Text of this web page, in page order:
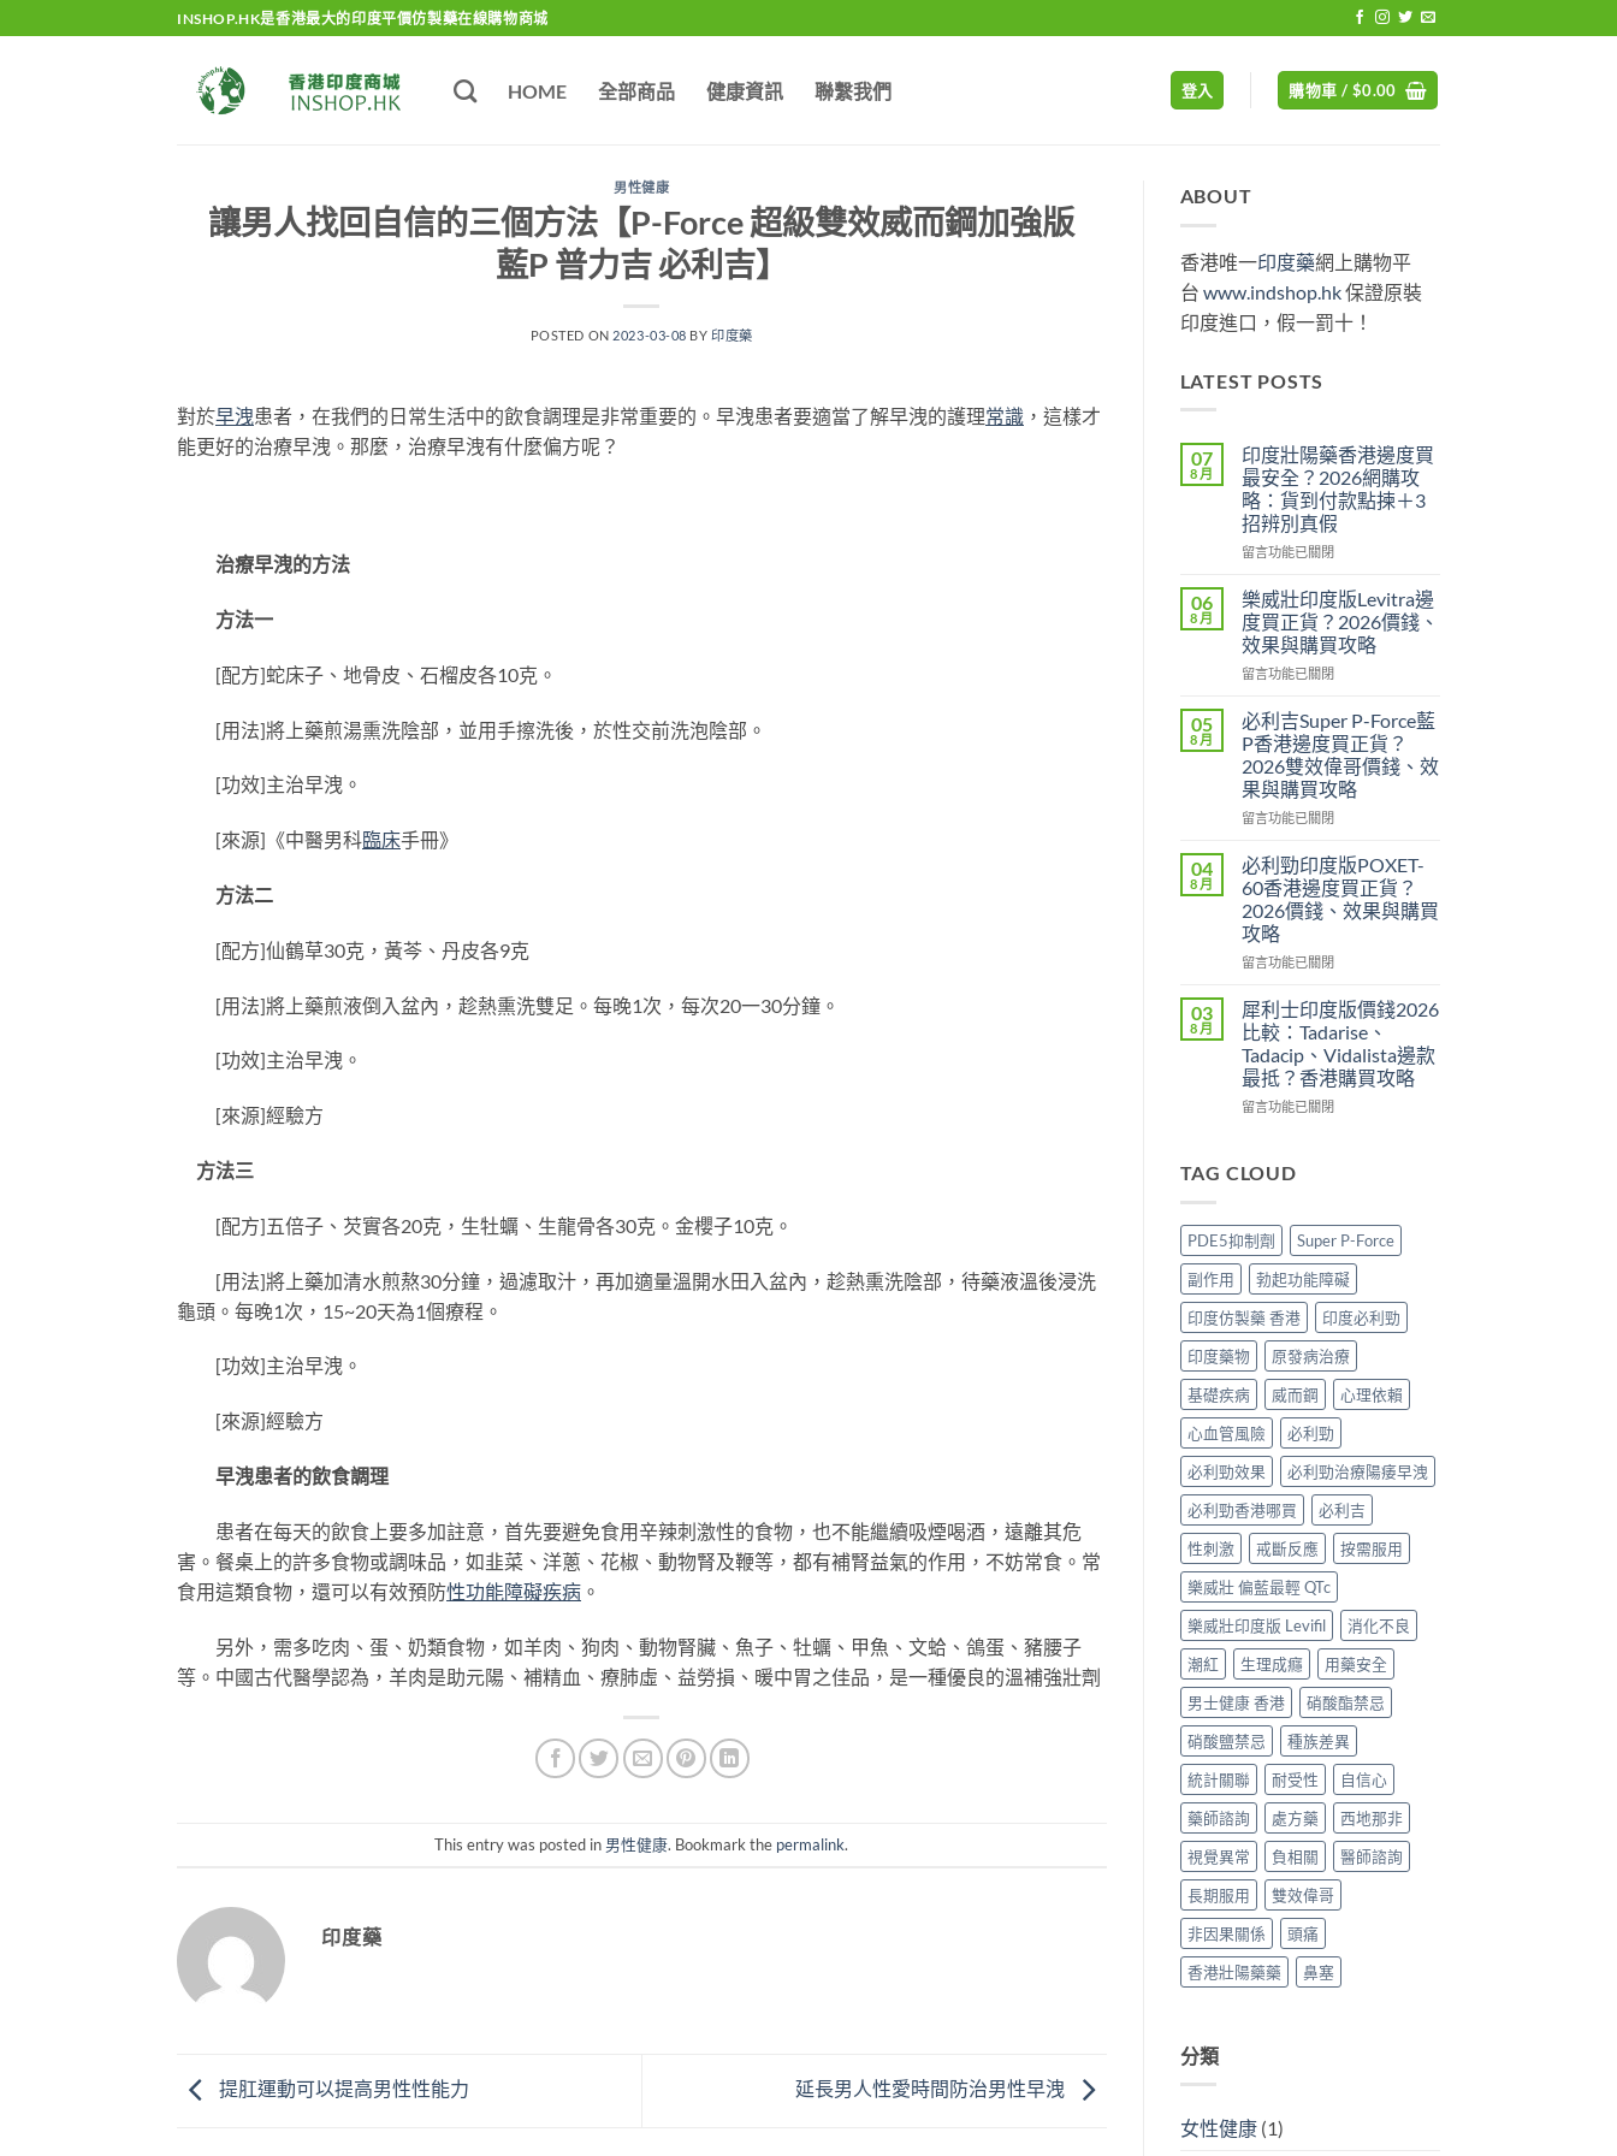
to
INSHOP.HK是香港最大的印度平價仿製藥在線購物商城
HOME 全部商品 健康資訊 聯繫我們 登入 購物車 / $0.00
男性健康
讓男人找回自信的三個方法【P-Force 超級雙效威而鋼加強版
藍P 普力吉 必利吉】
POSTED ON 2023-03-08 BY 印度藥
對於早洩患者，在我們的日常生活中的飲食調理是非常重要的。早洩患者要適當了解早洩的護理常識 ，這樣才
能更好的治療早洩。那麼，治療早洩有什麼偏方呢？
治療早洩的方法
方法一
[配方]蛇床子、地骨皮、石榴皮各10克。
[用法]將上藥煎湯熏洗陰部，並用手擦洗後，於性交前洗泡陰部。
[功效]主治早洩。
[來源]《中醫男科臨床手冊》
方法二
[配方]仙鶴草30克，黃芩、丹皮各9克
[用法]將上藥煎液倒入盆內，趁熱熏洗雙足。每晚1次，每次20一30分鐘。
[功效]主治早洩。
[來源]經驗方
方法三
[配方]五倍子、芡實各20克，生牡蠣、生龍骨各30克。金櫻子10克。
[用法]將上藥加清水煎熬30分鐘，過濾取汁，再加適量溫開水田入盆內，趁熱熏洗陰部，待藥液溫後浸洗
龜頭。每晚1次，15~20天為1個療程。
[功效]主治早洩。
[來源]經驗方
早洩患者的飲食調理
患者在每天的飲食上要多加註意，首先要避免食用辛辣刺激性的食物，也不能繼續吸煙喝酒，遠離其危
害。餐桌上的許多食物或調味品，如韭菜、洋蔥、花椒、動物腎及鞭等，都有補腎益氣的作用，不妨常食。常
食用這類食物，還可以有效預防性功能障礙疾病 。
另外，需多吃肉、蛋、奶類食物，如羊肉、狗肉、動物腎臟、魚子、牡蠣、甲魚、文蛤、鴿蛋、豬腰子
等。中國古代醫學認為，羊肉是助元陽、補精血、療肺虛、益勞損、暖中胃之佳品，是一種優良的溫補強壯劑
This entry was posted in 男性健康. Bookmark the permalink.
印度藥
提肛運動可以提高男性性能力 延長男人性愛時間防治男性早洩
ABOUT
香港唯一印度藥網上購物平
台 www.indshop.hk保證原裝
印度進口，假一罰十！
LATEST POSTS
07
8 月
印度壯陽藥香港邊度買
最安全？2026網購攻
略：貨到付款點揀＋3
招辨別真假
在
度
壯
陽
藥
香
邊
度
買
最
安
全？
網
購
攻
略：
貨
到
款
點
揀
＋
3
招
真
假〉
留言功能已關閉
06
8 月
樂威壯印度版Levitra邊
度買正貨？2026價錢、
效果與購買攻略
在
威
壯
印
度
版
Levitra
度
買
正
貨？
2026
價
效
果
與
購
買
攻
留言功能已關閉
05
8 月
必利吉Super P-Force藍
P香港邊度買正貨？
2026雙效偉哥價錢、效
果與購買攻略
在
利
吉
Super
P-
Force
藍
香
港
邊
度
買
正
雙
效
哥
價
錢、
果
與
購
買
攻
略〉
中
留言功能已關閉
04
8 月
必利勁印度版POXET-
60香港邊度買正貨？
2026價錢、效果與購買
攻略
在
利
勁
印
度
版
POXET-
港
買
正
貨？
2026
價
錢、
效
果
與
購
買
攻
略〉
中
留言功能已關閉
03
8 月
犀利士印度版價錢2026
比較：Tadarise、
Tadacip、Vidalista邊款
最抵？香港購買攻略
在
士
版
價
錢
2026
比
較：
Tadarise、
Tadacip、
Vidalista
邊
款
最
抵？
香
港
購
攻
略〉
中
留言功能已關閉
TAG CLOUD
PDE5抑制劑
Super P-Force
副作用
勃起功能障礙
印度仿製藥 香港
印度必利勁
印度藥物
原發病治療
基礎疾病
威而鋼
心理依賴
心血管風險
必利勁
必利勁效果
必利勁治療陽痿早洩
必利勁香港哪買
必利吉
性刺激
戒斷反應
按需服用
樂威壯 偏藍最輕 QTc
樂威壯印度版 Levifil
消化不良
潮紅
生理成癮
用藥安全
男士健康 香港
硝酸酯禁忌
硝酸鹽禁忌
種族差異
統計關聯
耐受性
自信心
藥師諮詢
處方藥
西地那非
視覺異常
負相關
醫師諮詢
長期服用
雙效偉哥
非因果關係
頭痛
香港壯陽藥藥
鼻塞
分類
女性健康(1)